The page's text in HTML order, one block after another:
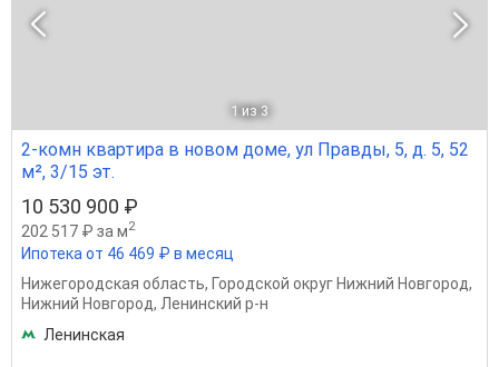
1 из 3
2-комн квартира в новом доме, ул Правды, 5, д. 5, 52
м², 3/15 эт.
10 530 900 ₽
202 517 ₽ за м2
Ипотека от 46 469 ₽ в месяц
Нижегородская область, Городской округ Нижний Новгород,
Нижний Новгород, Ленинский р-н
Ленинская